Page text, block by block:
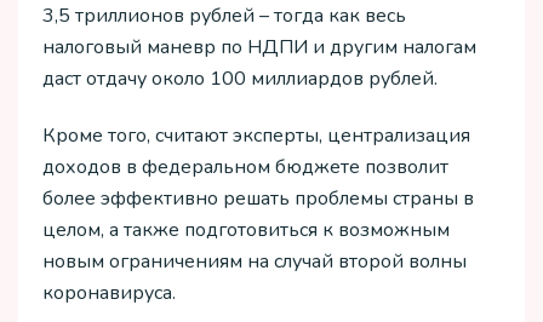
3,5 триллионов рублей – тогда как весь
налоговый маневр по НДПИ и другим налогам
даст отдачу около 100 миллиардов рублей.
Кроме того, считают эксперты, централизация
доходов в федеральном бюджете позволит
более эффективно решать проблемы страны в
целом, а также подготовиться к возможным
новым ограничениям на случай второй волны
коронавируса.